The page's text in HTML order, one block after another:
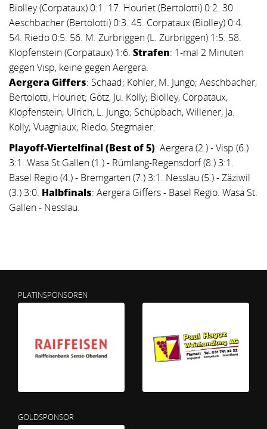
Biolley (Corpataux) 0:1. 17. Houriet (Bertolotti) 0:2. 30.
Aeschbacher (Bertolotti) 0:3. 45. Corpataux (Biolley) 0:4.
54. Riedo 0:5. 56. M. Zurbriggen (L. Zurbriggen) 1:5. 58.
Klopfenstein (Corpataux) 1:6. Strafen: 1-mal 2 Minuten
gegen Visp, keine gegen Aergera.
Aergera Giffers: Schaad; Kohler, M. Jungo; Aeschbacher,
Bertolotti, Houriet; Götz, Ju. Kolly; Biolley, Corpataux,
Klopfenstein; Ulrich, L. Jungo; Schüpbach, Willener, Ja.
Kolly; Vuagniaux; Riedo, Stegmaier.
Playoff-Viertelfinal (Best of 5): Aergera (2.) - Visp (6.)
3:1. Wasa St.Gallen (1.) - Rümlang-Regensdorf (8.) 3:1.
Basel Regio (4.) - Bremgarten (7.) 3:1. Nesslau (5.) - Zäziwil
(3.) 3:0. Halbfinals: Aergera Giffers - Basel Regio. Wasa St.
Gallen - Nesslau.
PLATINSPONSOREN
GOLDSPONSOR